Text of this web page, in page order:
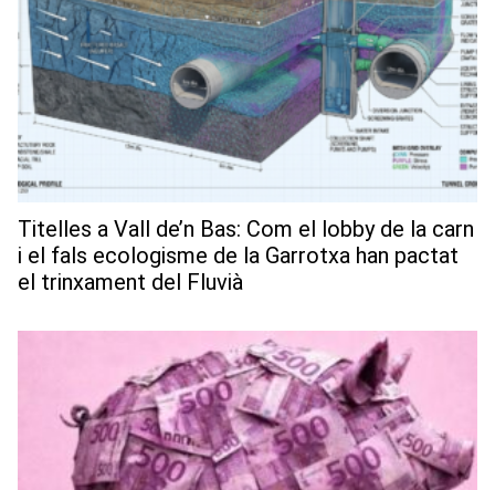
Titelles a Vall de’n Bas: Com el lobby de la carn
i el fals ecologisme de la Garrotxa han pactat
el trinxament del Fluvià